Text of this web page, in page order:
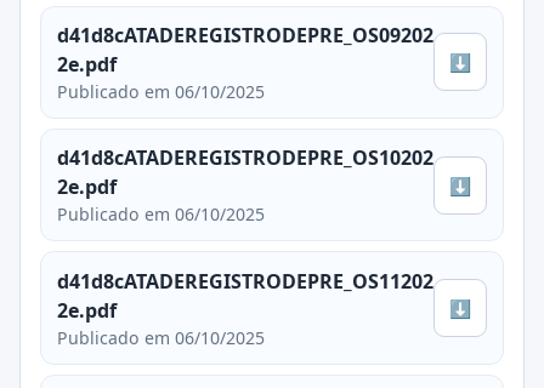
d41d8cATADEREGISTRODEPRE_OS09202
2e.pdf
Publicado em 06/10/2025
⬇
d41d8cATADEREGISTRODEPRE_OS10202
2e.pdf
Publicado em 06/10/2025
⬇
d41d8cATADEREGISTRODEPRE_OS11202
2e.pdf
Publicado em 06/10/2025
⬇